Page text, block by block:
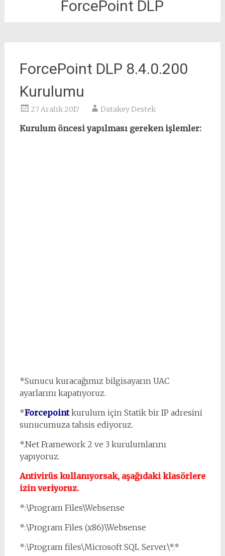
ForcePoint DLP
ForcePoint DLP 8.4.0.200
Kurulumu
27 Aralık 2017 Datakey Destek
Kurulum öncesi yapılması gereken işlemler:
*Sunucu kuracağımız bilgisayarın UAC
ayarlarını kapatıyoruz.
*Forcepointkurulum için Statik bir IP adresini
sunucumuza tahsis ediyoruz.
*.Net Framework 2 ve 3 kurulumlarını
yapıyoruz.
Antivirüs kullanıyorsak, aşağıdaki klasörlere
izin veriyoruz.
*:\Program Files\Websense
*:\Program Files (x86)\Websense
*:\Program files\Microsoft SQL Server\*.*